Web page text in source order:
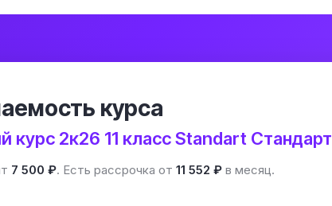
курса
2к26 11 класс Standart Стандарт
7 500 ₽. Есть рассрочка от 11 552 ₽ в месяц.